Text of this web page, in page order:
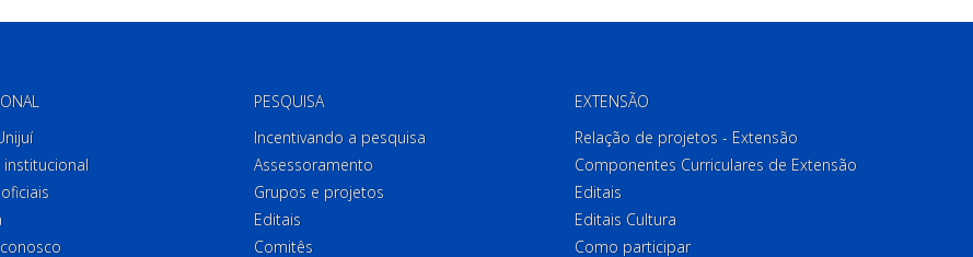
institucional
PESQUISA
Incentivando a pesquisa
Assessoramento
Grupos e projetos
Editais
Comitês
EXTENSÃO
Relação de projetos - Extensão
Componentes Curriculares de Extensão
Editais
Editais Cultura
Como participar